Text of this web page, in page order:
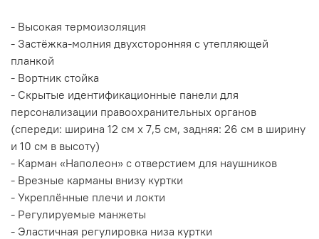
- Высокая термоизоляция
- Застёжка-молния двухсторонняя с утепляющей
планкой
- Вортник стойка
- Скрытые идентификационные панели для
персонализации правоохранительных органов
(спереди: ширина 12 см x 7,5 см, задняя: 26 см в ширину
и 10 см в высоту)
- Карман «Наполеон» с отверстием для наушников
- Врезные карманы внизу куртки
- Укреплённые плечи и локти
- Регулируемые манжеты
- Эластичная регулировка низа куртки